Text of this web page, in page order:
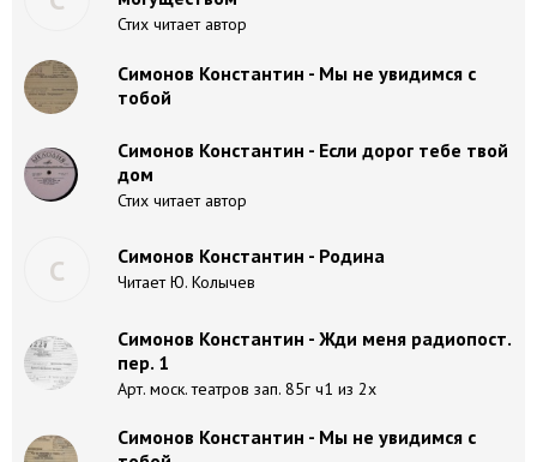
Стих читает автор
Симонов Константин - Мы не увидимся с
тобой
Симонов Константин - Если дорог тебе твой
дом
Стих читает автор
С Симонов Константин - Родина
Читает Ю. Колычев
Симонов Константин - Жди меня радиопост.
пер. 1
Арт. моск. театров зап. 85г ч1 из 2х
Симонов Константин - Мы не увидимся с